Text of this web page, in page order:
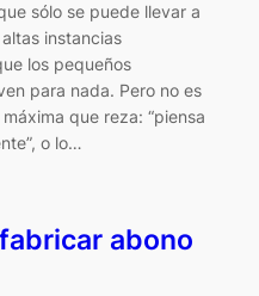
sólo se puede llevar a
instancias
los pequeños
para nada. Pero no es
que reza: “piensa
o lo…
abono